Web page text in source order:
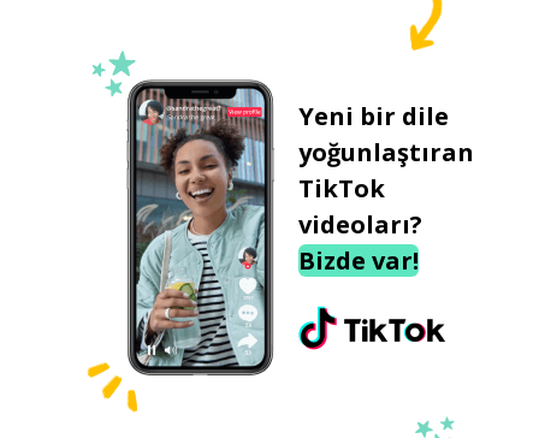
Yeni bir dile
yoğunlaştıran
TikTok
videoları?
Bizde var!